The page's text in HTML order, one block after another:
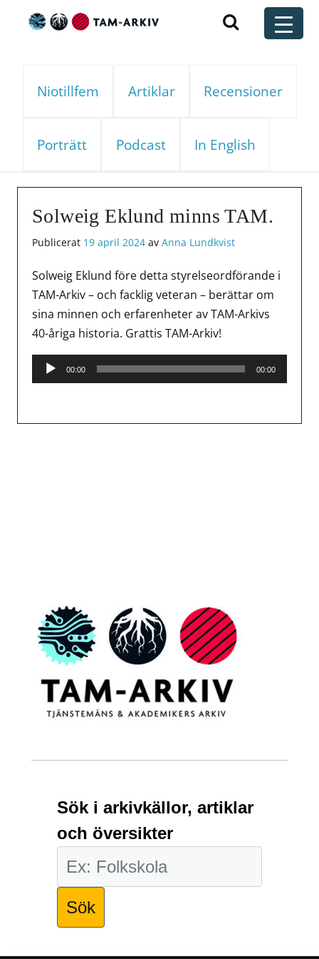
Huvudnavigering
Niotillfem Artiklar Recensioner
Porträtt Podcast In English
Solweig Eklund minns TAM.
Publicerat 19 april 2024 av Anna Lundkvist
Solweig Eklund före detta styrelseordförande i
TAM-Arkiv – och facklig veteran – berättar om
sina minnen och erfarenheter av TAM-Arkivs
40-åriga historia. Grattis TAM-Arkiv!
Ljudspelare
00:00 00:00
Sök i arkivkällor, artiklar
och översikter